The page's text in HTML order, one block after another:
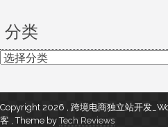
分类
分
Copyright 2026 , 跨境电商独立站开发
客 ,Theme byTech Reviews